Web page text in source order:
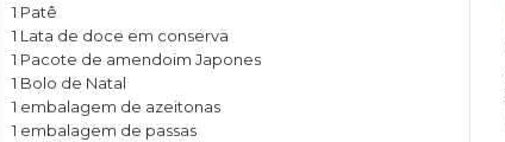
1 Patê
1 Lata de doce em conserva
1 Pacote de amendoim Japones
1 Bolo de Natal
1 embalagem de azeitonas
1 embalagem de passas